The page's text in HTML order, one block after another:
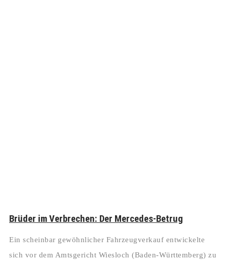
Brüder im Verbrechen: Der Mercedes-Betrug
Ein scheinbar gewöhnlicher Fahrzeugverkauf entwickelte
sich vor dem Amtsgericht Wiesloch (Baden-Württemberg) zu